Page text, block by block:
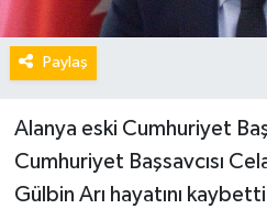
Paylaş
Alanya eski Cumhuriyet
Cumhuriyet Başsavcısı
Gülbin Arı hayatını